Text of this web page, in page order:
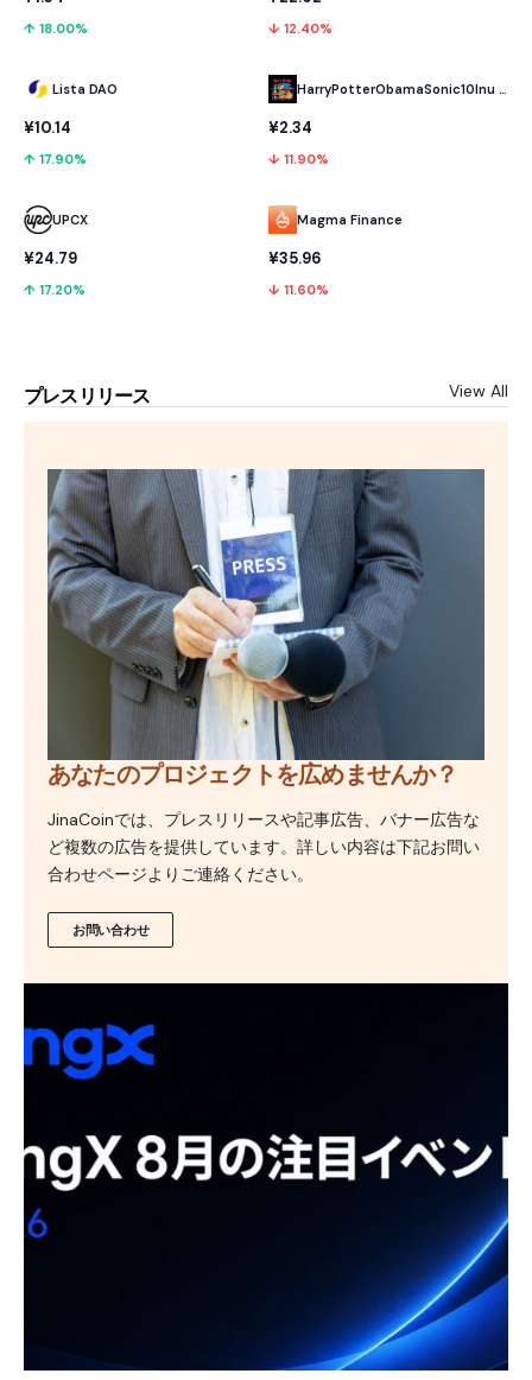
↑ 18.00%
Lista DAO
¥10.14
↑ 17.90%
UPCX
¥24.79
↑ 17.20%
↓ 12.40%
HarryPotterObamaSonic10Inu (ETH)
¥2.34
↓ 11.90%
Magma Finance
¥35.96
↓ 11.60%
プレスリリース View All
あなたのプロジェクトを広めませんか？
JinaCoinでは、プレスリリースや記事広告、バナー広告な
ど複数の広告を提供しています。詳しい内容は下記お問い
合わせページよりご連絡ください。
お問い合わせ